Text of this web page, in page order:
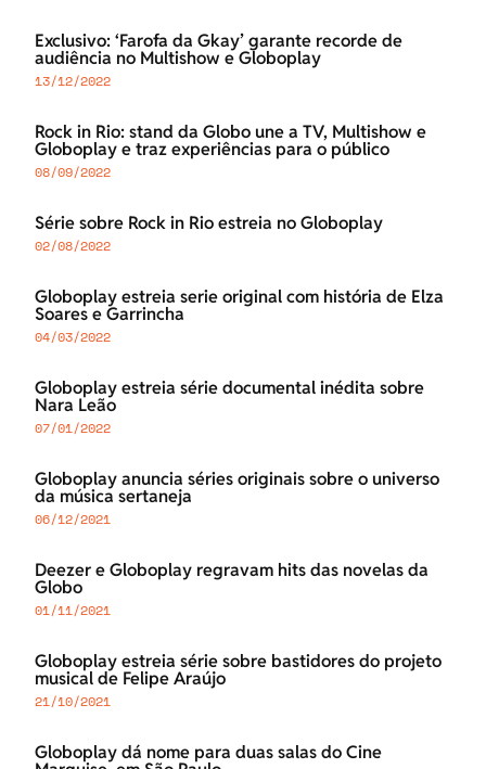
Exclusivo: ‘Farofa da Gkay’ garante recorde de
audiência no Multishow e Globoplay
13/12/2022
Rock in Rio: stand da Globo une a TV, Multishow e
Globoplay e traz experiências para o público
08/09/2022
Série sobre Rock in Rio estreia no Globoplay
02/08/2022
Globoplay estreia serie original com história de Elza
Soares e Garrincha
04/03/2022
Globoplay estreia série documental inédita sobre
Nara Leão
07/01/2022
Globoplay anuncia séries originais sobre o universo
da música sertaneja
06/12/2021
Deezer e Globoplay regravam hits das novelas da
Globo
01/11/2021
Globoplay estreia série sobre bastidores do projeto
musical de Felipe Araújo
21/10/2021
Globoplay dá nome para duas salas do Cine